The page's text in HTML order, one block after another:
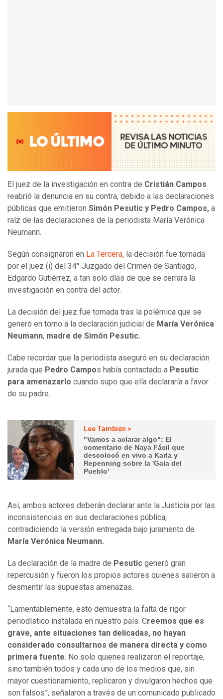
El juez de la investigación en contra de Cristián Campos
reabrió la denuncia en su contra, debido a las declaraciones
públicas que emitieron Simón Pesutic y Pedro Campos, a
raíz de las declaraciones de la periodista María Verónica
Neumann.
Según consignaron en La Tercera, la decisión fue tomada
por el juez (i) del 34° Juzgado del Crimen de Santiago,
Edgardo Gutiérrez, a tan solo días de que se cerrara la
investigación en contra del actor.
La decisión del juez fue tomada tras la polémica que se
generó en torno a la declaración judicial de María Verónica
Neumann, madre de Simón Pesutic.
Cabe recordar que la periodista aseguró en su declaración
jurada que Pedro Campos había contactado a Pesutic
para amenazarlo cuando supo que ella declararía a favor
de su padre.
Lee También >
"Vamos a aclarar algo": El
comentario de Naya Fácil que
descolocó en vivo a Karla y
Repenning sobre la 'Gala del
Pueblo'
Así, ambos actores deberán declarar ante la Justicia por las
inconsistencias en sus declaraciones pública,
contradiciendo la versión entregada bajo juramento de
María Verónica Neumann.
La declaración de la madre de Pesutic generó gran
repercusión y fueron los propios actores quienes salieron a
desmentir las supuestas amenazas.
“Lamentablemente, esto demuestra la falta de rigor
periodístico instalada en nuestro país. Creemos que es
grave, ante situaciones tan delicadas, no hayan
considerado consultarnos de manera directa y como
primera fuente. No solo quienes realizaron el reportaje,
sino también todos y cada uno de los medios que, sin
mayor cuestionamiento, replicaron y divulgaron hechos que
son falsos”, señalaron a través de un comunicado publicado